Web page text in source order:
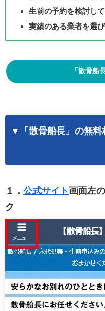
生前の予約を検討し
実績のある業者を選
「散骨船
▼「散骨船長」の無料
１． 公式サイト 画面左
ク